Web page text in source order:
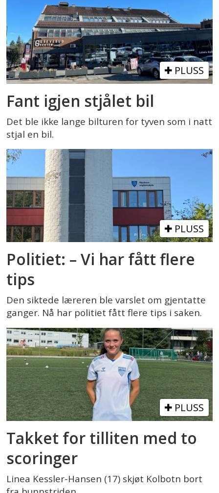
PLUSS
Fant igjen stjålet bil
Det ble ikke lange bilturen for tyven som i natt
stjal en bil.
PLUSS
Politiet: – Vi har fått flere
tips
Den siktede læreren ble varslet om gjentatte
ganger. Nå har politiet fått flere tips i saken.
PLUSS
Takket for tilliten med to
scoringer
Linea Kessler-Hansen (17) skjøt Kolbotn bort